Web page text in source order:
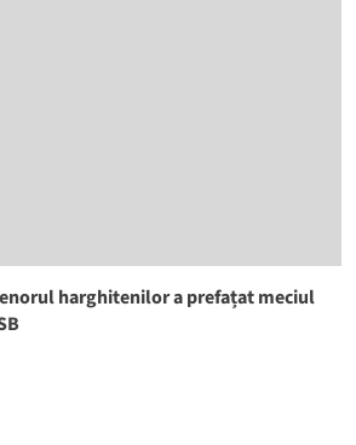
harghitenilor a prefațat meciul